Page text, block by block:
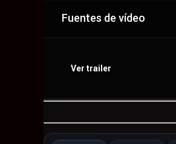
Fuentes de vídeo
Ver trailer